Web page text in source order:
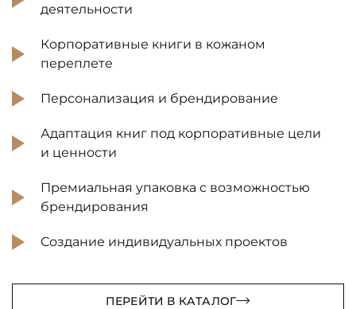
деятельности
Корпоративные книги в кожаном
переплете
Персонализация и брендирование
Адаптация книг под корпоративные цели
и ценности
Премиальная упаковка с возможностью
брендирования
Создание индивидуальных проектов
ПЕРЕЙТИ В КАТАЛОГ